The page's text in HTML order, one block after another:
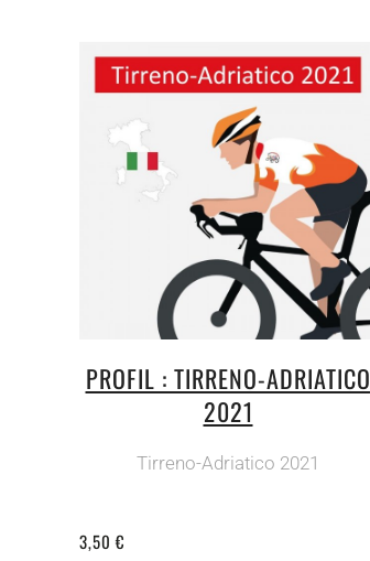
PROFIL : TIRRENO-ADRIATICO
2021
Tirreno-Adriatico 2021
3,50 €